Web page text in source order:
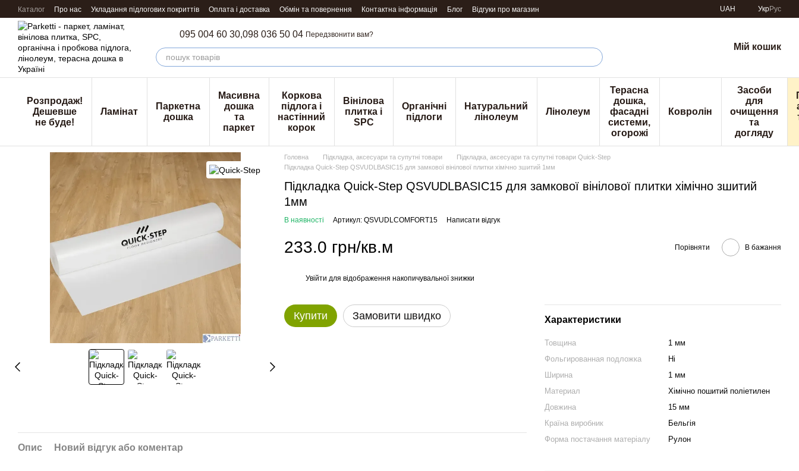
Перейти к основному контенту
Каталог Про нас Укладання підлогових покриттів Оплата і доставка Обмін та повернення Контактна інформація Блог Відгуки про магазин UAH УкрРус
095 004 60 30,098 036 50 04 Передзвонити вам?
Мій кошик
Розпродаж!
Дешевше
не буде!
Ламінат
Паркетна
дошка
Масивна
дошка
та
паркет
Коркова
підлога і
настінний
корок
Вінілова
плитка і
SPC
Органічні
підлоги
Натуральний
лінолеум
Лінолеум
Терасна
дошка,
фасадні
системи,
огорожі
Ковролін
Засоби
для
очищення
та
догляду
Головна Підкладка, аксесуари та супутні товари
Підкладка, аксесуари та супутні товари Quick-Step
Підкладка Quick-Step QSVUDLBASIC15 для замкової вінілової плитки хімічно зшитий 1мм
Підкладка Quick-Step QSVUDLBASIC15 для замкової вінілової плитки хімічно зшитий
1мм
В наявності Артикул: QSVUDLCOMFORT15 Написати відгук
233.0 грн/кв.м Порівняти В бажання
Увійти для відображення накопичувальної знижки
Купити Замовити швидко Характеристики
Товщина
1 мм
Фольгированная подложка
Ні
Ширина
1 мм
Материал
Хімічно пошитий поліетилен
Довжина
15 мм
Країна виробник
Бельгія
Форма постачання матеріалу
Рулон
Опис Новий відгук або коментар